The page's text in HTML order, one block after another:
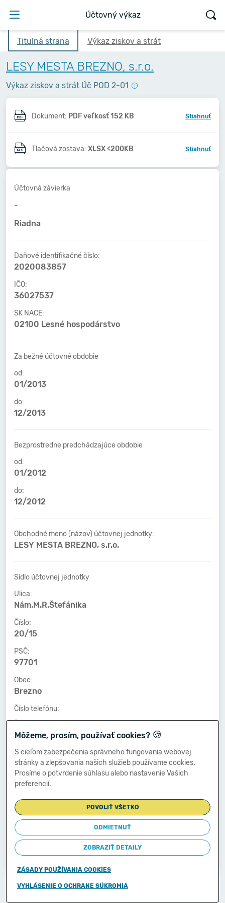
Účtovný výkaz
Titulná strana Výkaz ziskov a strát
LESY MESTA BREZNO, s.r.o.
Výkaz ziskov a strát Úč POD 2-01
Dokument: PDF veľkosť 152 KB Stiahnuť
Tlačová zostava: XLSX <200KB Stiahnuť
Účtovná závierka
-
Riadna
Daňové identifikačné číslo:
2020083857
IČO:
36027537
SK NACE:
02100 Lesné hospodárstvo
Za bežné účtovné obdobie
od:
01/2013
do:
12/2013
Bezprostredne predchádzajúce obdobie
od:
01/2012
do:
12/2012
Obchodné meno (názov) účtovnej jednotky:
LESY MESTA BREZNO, s.r.o.
Sídlo účtovnej jednotky
Ulica:
Nám.M.R.Štefánika
Číslo:
20/15
PSČ:
97701
Obec:
Brezno
Číslo telefónu:
-
Číslo faxu:
-
E-mailová adresa:
-
Zostavená dňa:
27.03.2014
Schválená dňa:
-
Môžeme, prosím, používať cookies? 🍪
S cieľom zabezpečenia správneho fungovania webovej
stránky a zlepšovania našich služieb používame cookies.
Prosíme o potvrdenie súhlasu alebo nastavenie Vašich
preferencií.
POVOLIŤ VŠETKO
ODMIETNUŤ
ZOBRAZIŤ DETAILY
ZÁSADY POUŽÍVANIA COOKIES
VYHLÁSENIE O OCHRANE SÚKROMIA
Copyright © 2011-2026